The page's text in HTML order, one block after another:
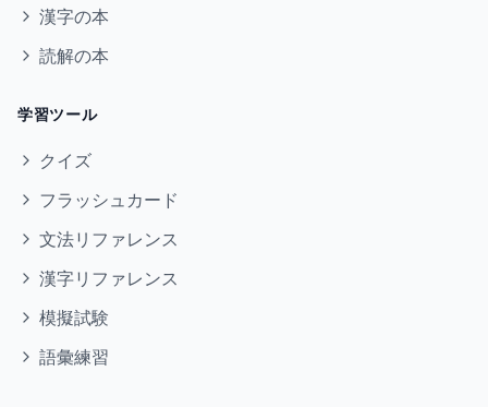
漢字の本
読解の本
学習ツール
クイズ
フラッシュカード
文法リファレンス
漢字リファレンス
模擬試験
語彙練習